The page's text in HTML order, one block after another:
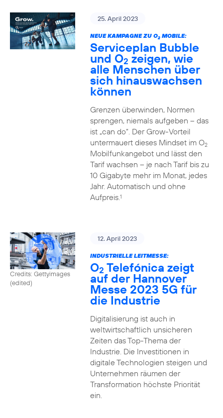
25. April 2023
NEUE KAMPAGNE ZU O2MOBILE:
Serviceplan Bubble
und O2 zeigen, wie
alle Menschen über
sich hinauswachsen
können
Grenzen überwinden, Normen
sprengen, niemals aufgeben – das
ist „can do“. Der Grow-Vorteil
untermauert dieses Mindset im O2
Mobilfunkangebot und lässt den
Tarif wachsen – je nach Tarif bis zu
10 Gigabyte mehr im Monat, jedes
Jahr. Automatisch und ohne
Aufpreis.1
Credits: Gettyimages
(edited)
12. April 2023
INDUSTRIELLE LEITMESSE:
O2 Telefónica zeigt
auf der Hannover
Messe 2023 5G für
die Industrie
Digitalisierung ist auch in
weltwirtschaftlich unsicheren
Zeiten das Top-Thema der
Industrie. Die Investitionen in
digitale Technologien steigen und
Unternehmen räumen der
Transformation höchste Priorität
ein.